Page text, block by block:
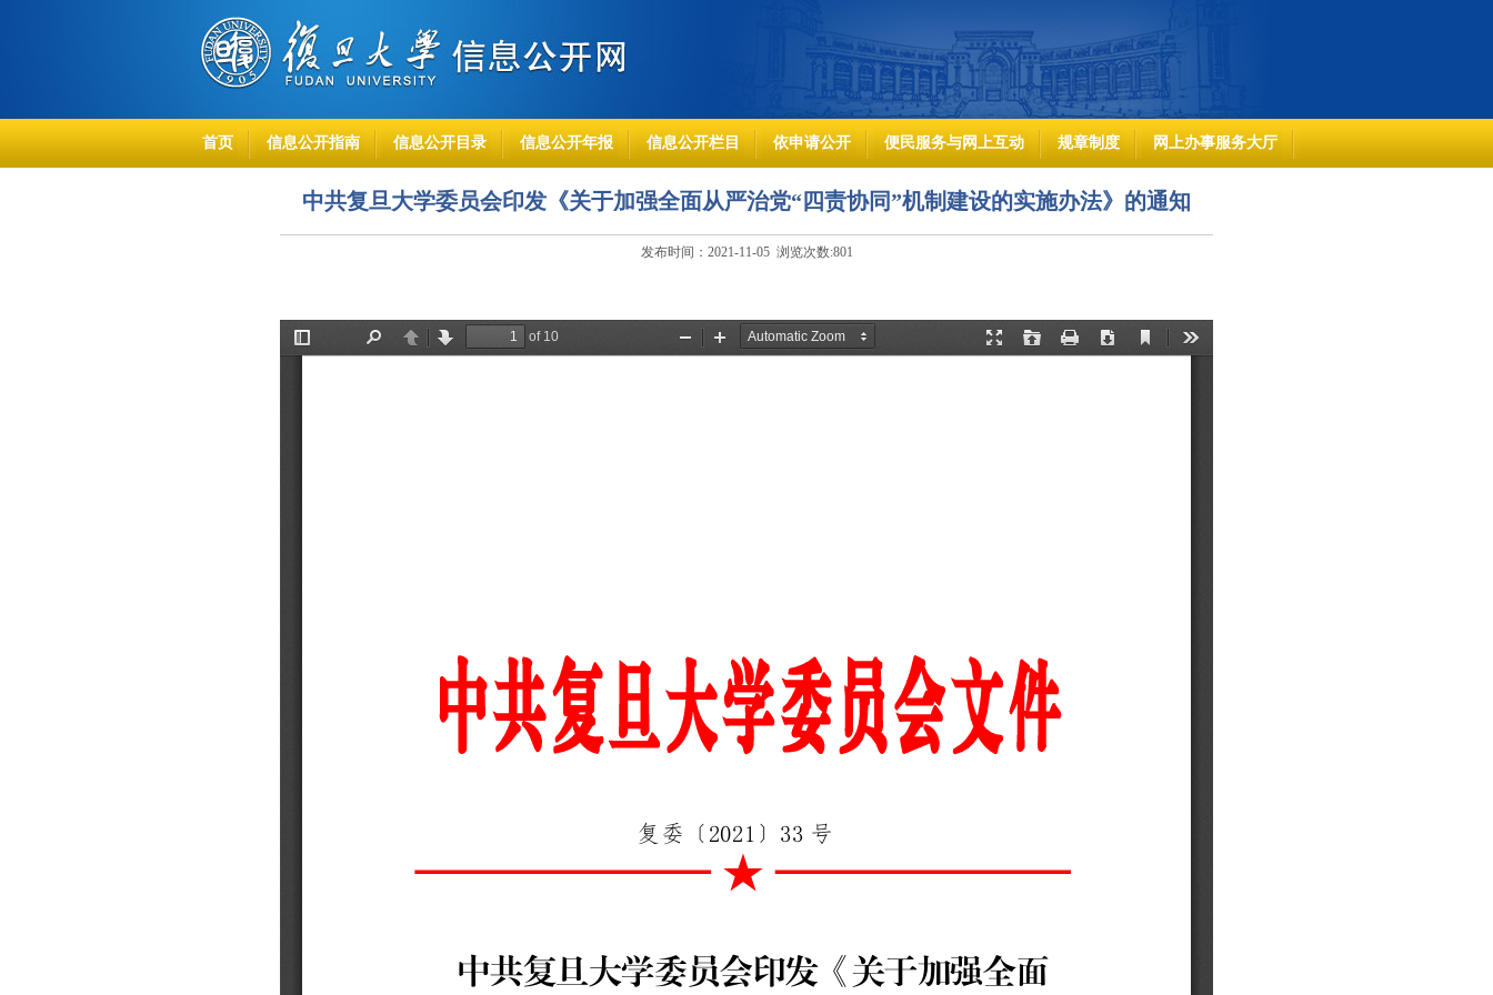
首页 信息公开指南 信息公开目录 信息公开年报 信息公开栏目 依申请公开 便民服务与网上互动 规章制度 网上办事服务大厅
中共复旦大学委员会印发《关于加强全面从严治党“四责协同”机制建设的实施办法》的通知
发布时间：2021-11-05 浏览次数:801